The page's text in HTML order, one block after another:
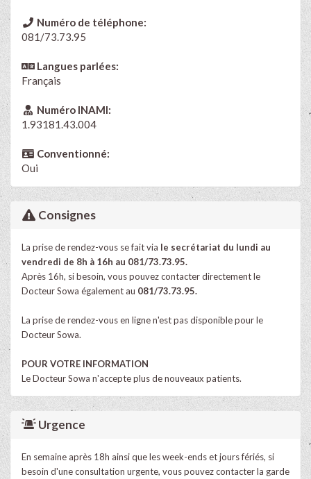
Numéro de téléphone:
081/73.73.95
Langues parlées:
Français
Numéro INAMI:
1.93181.43.004
Conventionné:
Oui
Consignes
La prise de rendez-vous se fait via le secrétariat du lundi au
vendredi de 8h à 16h au 081/73.73.95.
Après 16h, si besoin, vous pouvez contacter directement le
Docteur Sowa également au 081/73.73.95.
La prise de rendez-vous en ligne n'est pas disponible pour le
Docteur Sowa.
POUR VOTRE INFORMATION
Le Docteur Sowa n'accepte plus de nouveaux patients.
Urgence
En semaine après 18h ainsi que les week-ends et jours fériés, si
besoin d'une consultation urgente, vous pouvez contacter la garde